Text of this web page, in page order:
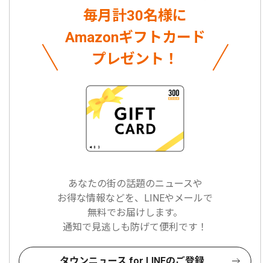
毎月計30名様に
Amazonギフトカード
プレゼント！
あなたの街の話題のニュースや
お得な情報などを、LINEやメールで
無料でお届けします。
通知で見逃しも防げて便利です！